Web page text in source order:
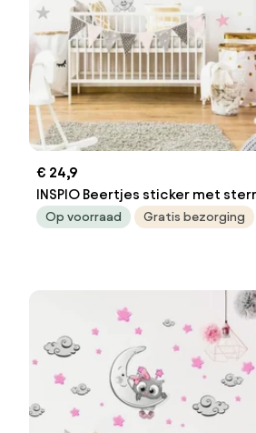
€ 24,9
INSPIO Beertjes sticker met
roze kleuren
Op voorraad Gratis bezorging